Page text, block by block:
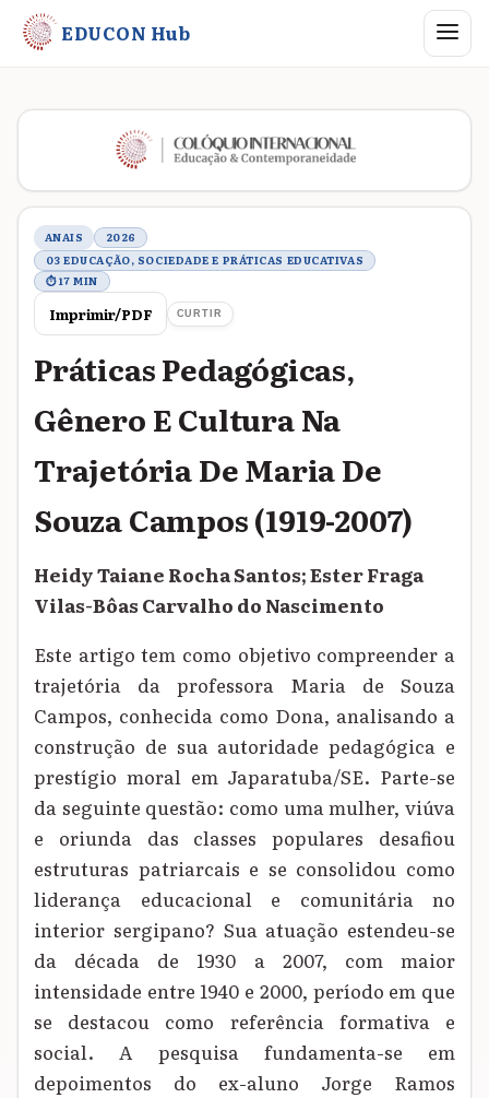
EDUCON Hub Abrir
Metadados do trabalho
ANAIS
2026
03 EDUCAÇÃO, SOCIEDADE E PRÁTICAS EDUCATIVAS
⏱ 17 MIN
Imprimir/PDF CURTIR
Práticas Pedagógicas,
Gênero E Cultura Na
Trajetória De Maria De
Souza Campos (1919-2007)
Heidy Taiane Rocha Santos; Ester Fraga
Vilas-Bôas Carvalho do Nascimento
Este artigo tem como objetivo compreender a
trajetória da professora Maria de Souza
Campos, conhecida como Dona, analisando a
construção de sua autoridade pedagógica e
prestígio moral em Japaratuba/SE. Parte-se
da seguinte questão: como uma mulher, viúva
e oriunda das classes populares desafiou
estruturas patriarcais e se consolidou como
liderança educacional e comunitária no
interior sergipano? Sua atuação estendeu-se
da década de 1930 a 2007, com maior
intensidade entre 1940 e 2000, período em que
se destacou como referência formativa e
social. A pesquisa fundamenta-se em
depoimentos do ex-aluno Jorge Ramos